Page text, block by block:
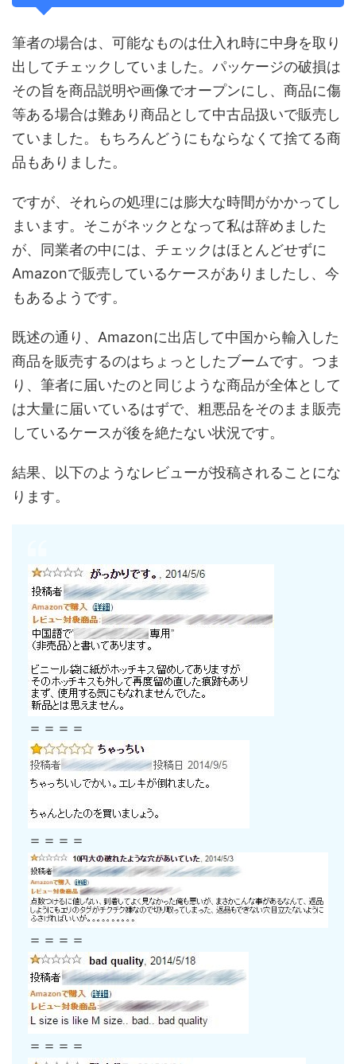
筆者の場合は、可能なものは仕入れ時に中身を取り
出してチェックしていました。パッケージの破損は
その旨を商品説明や画像でオープンにし、商品に傷
等ある場合は難あり商品として中古品扱いで販売し
ていました。もちろんどうにもならなくて捨てる商
品もありました。
ですが、それらの処理には膨大な時間がかかってし
まいます。そこがネックとなって私は辞めました
が、同業者の中には、チェックはほとんどせずに
Amazonで販売しているケースがありましたし、今
もあるようです。
既述の通り、Amazonに出店して中国から輸入した
商品を販売するのはちょっとしたブームです。つま
り、筆者に届いたのと同じような商品が全体として
は大量に届いているはずで、粗悪品をそのまま販売
しているケースが後を絶たない状況です。
結果、以下のようなレビューが投稿されることにな
ります。
＝＝＝＝
＝＝＝＝
＝＝＝＝
＝＝＝＝